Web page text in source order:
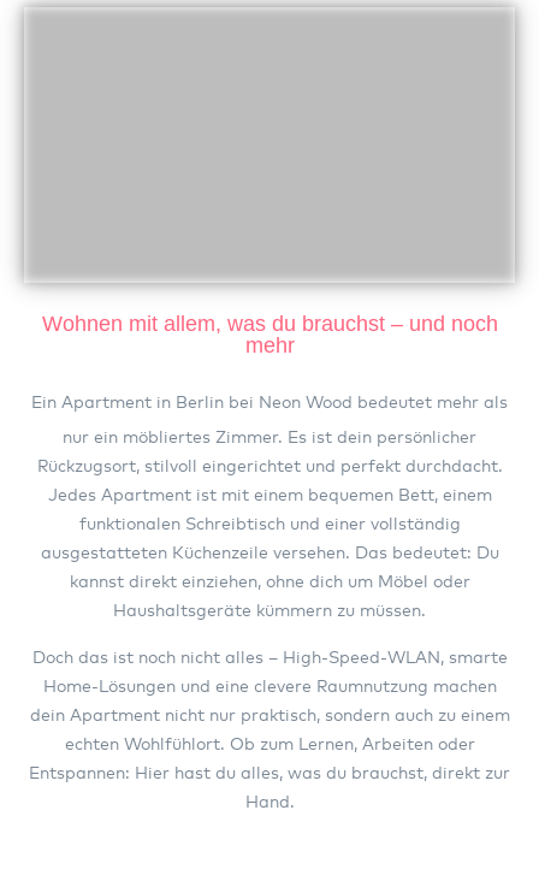
Wohnen mit allem, was du brauchst – und noch
mehr
Ein Apartment in Berlin bei Neon Wood bedeutet mehr als
nur ein möbliertes Zimmer. Es ist dein persönlicher
Rückzugsort, stilvoll eingerichtet und perfekt durchdacht.
Jedes Apartment ist mit einem bequemen Bett, einem
funktionalen Schreibtisch und einer vollständig
ausgestatteten Küchenzeile versehen. Das bedeutet: Du
kannst direkt einziehen, ohne dich um Möbel oder
Haushaltsgeräte kümmern zu müssen.
Doch das ist noch nicht alles – High-Speed-WLAN, smarte
Home-Lösungen und eine clevere Raumnutzung machen
dein Apartment nicht nur praktisch, sondern auch zu einem
echten Wohlfühlort. Ob zum Lernen, Arbeiten oder
Entspannen: Hier hast du alles, was du brauchst, direkt zur
Hand.